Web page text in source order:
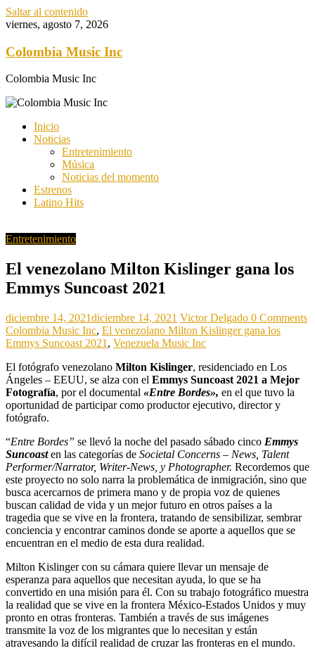
Saltar al contenido
viernes, agosto 7, 2026
Colombia Music Inc
Colombia Music Inc
Inicio
Noticias
Entretenimiento
Música
Noticias del momento
Estrenos
Latino Hits
Entretenimiento
El venezolano Milton Kislinger gana los
Emmys Suncoast 2021
diciembre 14, 2021diciembre 14, 2021 Victor Delgado 0 Comments
Colombia Music Inc, El venezolano Milton Kislinger gana los
Emmys Suncoast 2021 , Venezuela Music Inc
El fotógrafo venezolano Milton Kislinger, residenciado en Los
Ángeles – EEUU, se alza con el Emmys Suncoast 2021 a Mejor
Fotografía, por el documental «Entre Bordes», en el que tuvo la
oportunidad de participar como productor ejecutivo, director y
fotógrafo.
“Entre Bordes” se llevó la noche del pasado sábado cinco Emmys
Suncoasten las categorías de Societal Concerns – News, Talent
Performer/Narrator, Writer-News, y Photographer. Recordemos que
este proyecto no solo narra la problemática de inmigración, sino que
busca acercarnos de primera mano y de propia voz de quienes
buscan calidad de vida y un mejor futuro en otros países a la
tragedia que se vive en la frontera, tratando de sensibilizar, sembrar
conciencia y encontrar caminos donde se aporte a aquellos que se
encuentran en el medio de esta dura realidad.
Milton Kislinger con su cámara quiere llevar un mensaje de
esperanza para aquellos que necesitan ayuda, lo que se ha
convertido en una misión para él. Con su trabajo fotográfico muestra
la realidad que se vive en la frontera México-Estados Unidos y muy
pronto en otras fronteras. También a través de sus imágenes
transmite la voz de los migrantes que lo necesitan y están
atravesando la difícil realidad de cruzar las fronteras en el mundo.